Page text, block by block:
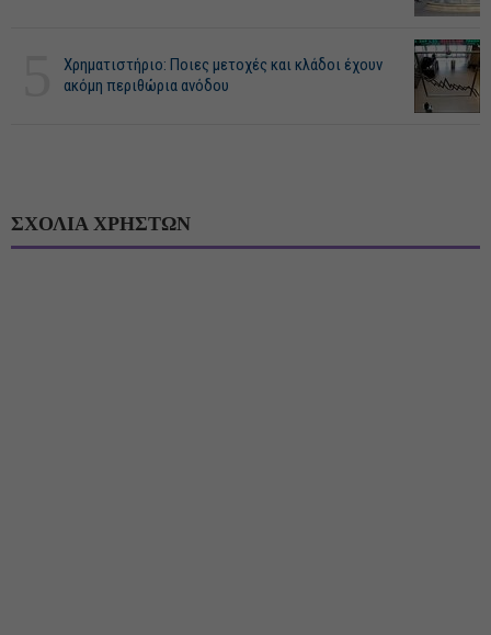
Χρηματιστήριο: Ποιες μετοχές και κλάδοι έχουν
ακόμη περιθώρια ανόδου
ΣΧΟΛΙΑ ΧΡΗΣΤΩΝ